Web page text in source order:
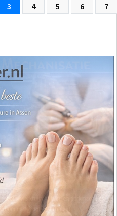
3 4 5 6 7